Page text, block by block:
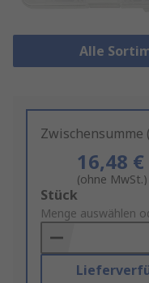
Alle
Zwischensumme
16,48 €
(ohne MwSt.)
Add
to
Basket
Stück
Menge auswählen